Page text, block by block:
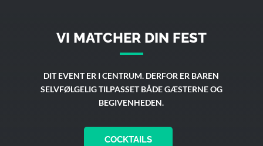
VI MATCHER DIN FEST
DIT EVENT ER I CENTRUM. DERFOR ER BAREN
SELVFØLGELIG TILPASSET BÅDE GÆSTERNE OG
BEGIVENHEDEN.
COCKTAILS